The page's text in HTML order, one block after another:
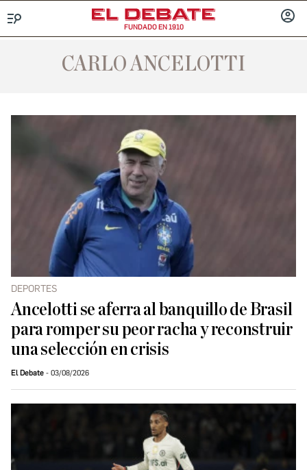
FUNDADO EN 1910
CARLO ANCELOTTI
DEPORTES
Ancelotti se aferra al banquillo de Brasil
para romper su peor racha y reconstruir
una selección en crisis
El Debate 03/08/2026